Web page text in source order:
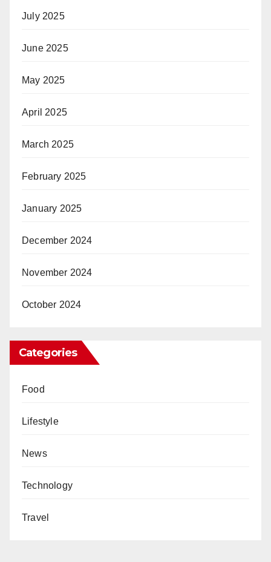
July 2025
June 2025
May 2025
April 2025
March 2025
February 2025
January 2025
December 2024
November 2024
October 2024
Categories
Food
Lifestyle
News
Technology
Travel